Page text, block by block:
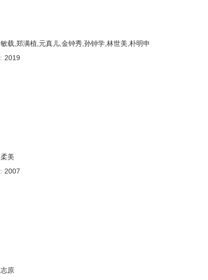
载,郑满植,元真儿,金钟秀,孙钟学,林世美,朴明申
2019
美
2007
原